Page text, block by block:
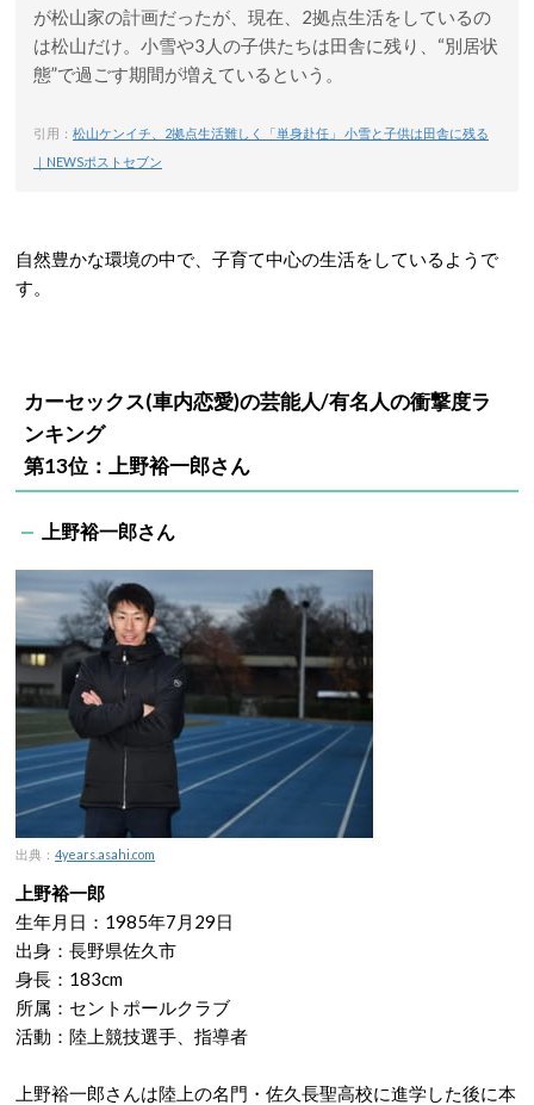
が松山家の計画だったが、現在、2拠点生活をしているの
は松山だけ。小雪や3人の子供たちは田舎に残り、“別居状
態”で過ごす期間が増えているという。
引用： 松山ケンイチ、2拠点生活難しく「単身赴任」 小雪と子供は田舎に残る
｜NEWSポストセブン
自然豊かな環境の中で、子育て中心の生活をしているようで
す。
カーセックス(車内恋愛)の芸能人/有名人の衝撃度ラ
ンキング
第13位：上野裕一郎さん
上野裕一郎さん
出典： 4years.asahi.com
上野裕一郎
生年月日：1985年7月29日
出身：長野県佐久市
身長：183cm
所属：セントポールクラブ
活動：陸上競技選手、指導者
上野裕一郎さんは陸上の名門・佐久長聖高校に進学した後に本